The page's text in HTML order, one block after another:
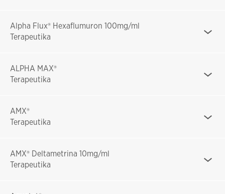
Alpha Flux® Hexaflumuron 100mg/ml
Terapeutika
ALPHA MAX®
Terapeutika
AMX®
Terapeutika
AMX® Deltametrina 10mg/ml
Terapeutika